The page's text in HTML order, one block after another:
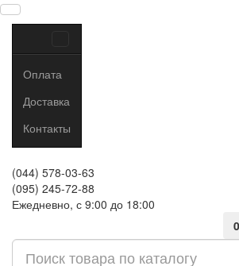
Оплата
Доставка
Контакты
(044) 578-03-63
(095) 245-72-88
Ежедневно, с 9:00 до 18:00
0